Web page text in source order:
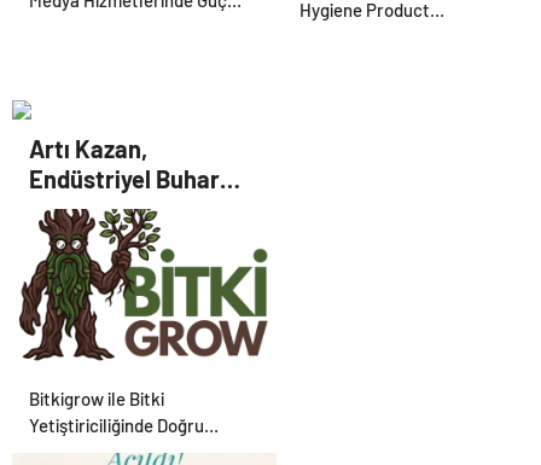
Süreçlerinizi Daha Kolay
Hygiene Product
Artı Kazan,
Endüstriyel Buhar
Kazanı Çözümleriyle
Üretim Tesislerine
Verimli Sistemler
Sunuyor
Bitkigrow ile Bitki
Yetiştiriciliğinde Doğru
Ekipman ve Ürün Seçimi